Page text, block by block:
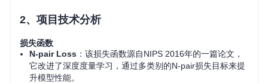
2、项目技术分析
损失函数
N-pair Loss ：该损失函数源自NIPS 2016年的一篇论文，
它改进了深度度量学习，通过多类别的N-pair损失目标来提
升模型性能。